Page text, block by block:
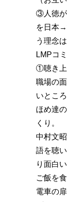
③人徳が
を日本→
う理念
LMPコ
①聴き
職場の
いところ
ほめ達
くり。
中村文
語を聴
り面白い
ご飯を
電車の